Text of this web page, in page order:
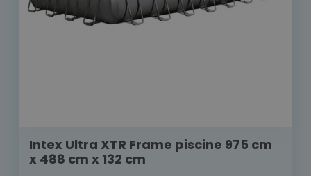
Intex Ultra XTR Frame piscine 975 cm
x 488 cm x 132 cm